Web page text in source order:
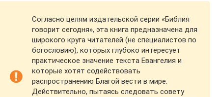
Согласно целям издательской серии «Библия
говорит сегодня», эта книга предназначена для
широкого круга читателей (не специалистов по
богословию), которых глубоко интересует
практическое значение текста Евангелия и
которые хотят содействовать
распространению Благой вести в мире.
Действительно, пытаясь следовать совету